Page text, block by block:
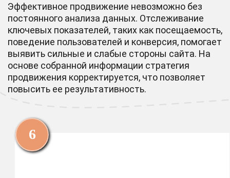
Эффективное продвижение невозможно без
постоянного анализа данных. Отслеживание
ключевых показателей, таких как посещаемость,
поведение пользователей и конверсия, помогает
выявить сильные и слабые стороны сайта. На
основе собранной информации стратегия
продвижения корректируется, что позволяет
повысить ее результативность.